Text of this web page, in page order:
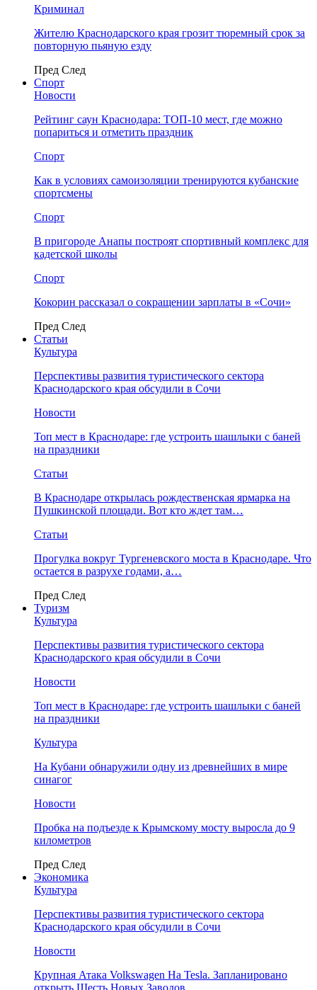
Криминал
Жителю Краснодарского края грозит тюремный срок за
повторную пьяную езду
Пред След
Спорт
Новости
Рейтинг саун Краснодара: ТОП-10 мест, где можно
попариться и отметить праздник
Спорт
Как в условиях самоизоляции тренируются кубанские
спортсмены
Спорт
В пригороде Анапы построят спортивный комплекс для
кадетской школы
Спорт
Кокорин рассказал о сокращении зарплаты в «Сочи»
Пред След
Статьи
Культура
Перспективы развития туристического сектора
Краснодарского края обсудили в Сочи
Новости
Топ мест в Краснодаре: где устроить шашлыки с баней
на праздники
Статьи
В Краснодаре открылась рождественская ярмарка на
Пушкинской площади. Вот кто ждет там…
Статьи
Прогулка вокруг Тургеневского моста в Краснодаре. Что
остается в разрухе годами, а…
Пред След
Туризм
Культура
Перспективы развития туристического сектора
Краснодарского края обсудили в Сочи
Новости
Топ мест в Краснодаре: где устроить шашлыки с баней
на праздники
Культура
На Кубани обнаружили одну из древнейших в мире
синагог
Новости
Пробка на подъезде к Крымскому мосту выросла до 9
километров
Пред След
Экономика
Культура
Перспективы развития туристического сектора
Краснодарского края обсудили в Сочи
Новости
Крупная Атака Volkswagen На Tesla. Запланировано
открыть Шесть Новых Заводов